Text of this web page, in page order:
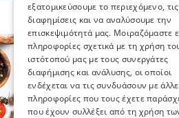
εξατομικεύσουμε το περιεχόμενο, τις
διαφημίσεις και να αναλύσουμε την
επισκεψιμότητά μας. Μοιραζόμαστε
πληροφορίες σχετικά με τη χρήση
ιστότοπού μας με τους συνεργάτες
διαφήμισης και ανάλυσης, οι οποίοι
ενδέχεται να τις συνδυάσουν με
πληροφορίες που τους έχετε
που έχουν συλλέξει από τη χρήση